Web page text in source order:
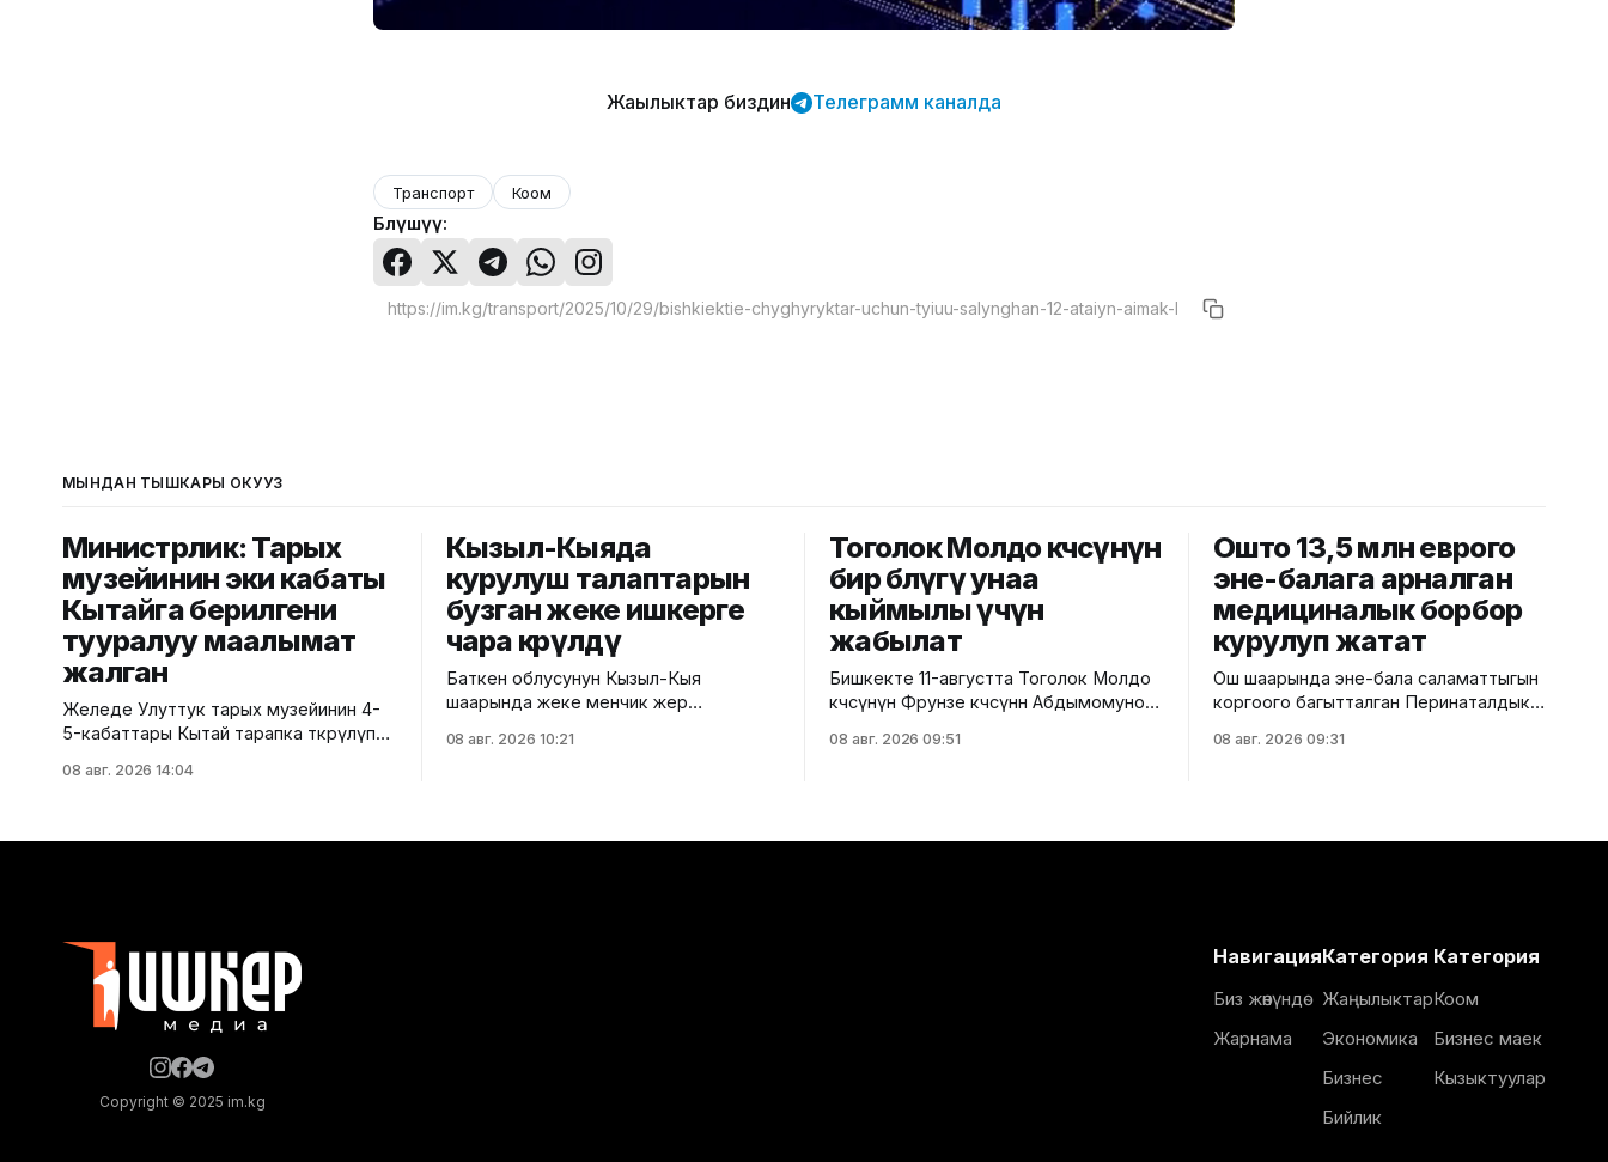
Жаңылыктар биздин Телеграмм каналда
Транспорт Коом
Бөлүшүү:
МЫНДАН ТЫШКАРЫ ОКУҢУЗ
Министрлик: Тарых
музейинин эки кабаты
Кытайга берилгени
тууралуу маалымат
жалган
Желеде Улуттук тарых музейинин 4-
5-кабаттары Кытай тарапка өткөрүлүп
маалыматтын чындыкка дал келбесин
берилген эмес.
Белгилегендей, “Гармония сулуулукту
жаратат: Байыркы Кытай
цивилизациясынын көркөм өнөр
08 авг. 2026 14:04
Кызыл-Кыяда
курулуш талаптарын
бузган жеке ишкерге
чара көрүлдү
Баткен облусунун Кызыл-Кыя
шаарында жеке менчик жер
кабаттуу соода борборунун
коммуналдык чарба министрлигинин
08 авг. 2026 10:21
Тоголок Молдо көчөсүнүн
бир бөлүгү унаа
кыймылы үчүн
жабылат
Бишкекте 11-августта Тоголок Молдо
көчөсүнүн Фрунзе көчөсүнөн Абдымомунов
үчүн убактылуу жабылат. Калаа
Панфилов көчөлөрүнүн кесилиши
08 авг. 2026 09:51
Ошто 13,5 млн еврого
эне-балага арналган
медициналык борбор
курулуп жатат
Ош шаарында эне-бала саламаттыгын
коргоого багытталган Перинаталдык
тууралуу Саламаттык сактоо
банкынын (KfW) 13,5 млн евро
энелерге жана ымыркайларга
08 авг. 2026 09:31
Copyright © 2025 im.kg
Навигация
Биз жөнүндө
Жарнама
Категория
Жаңылыктар
Экономика
Бизнес
Бийлик
Категория
Коом
Бизнес маек
Кызыктуулар